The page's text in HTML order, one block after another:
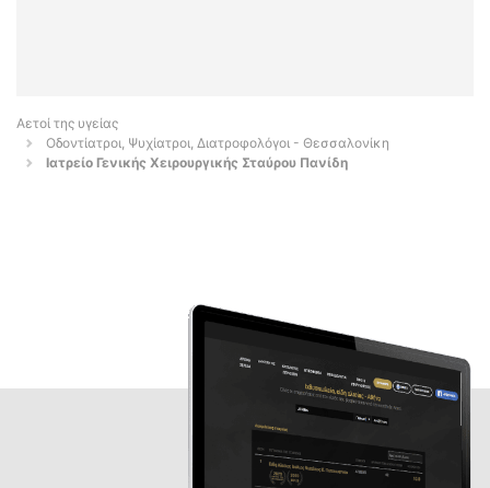
Αετοί της υγείας
Οδοντίατροι, Ψυχίατροι, Διατροφολόγοι - Θεσσαλονίκη
Ιατρείο Γενικής Χειρουργικής Σταύρου Πανίδη